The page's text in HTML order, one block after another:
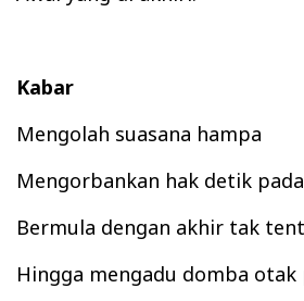
Kabar
Mengolah suasana hampa
Mengorbankan hak detik
Bermula dengan akhir tak
Hingga mengadu domba otak